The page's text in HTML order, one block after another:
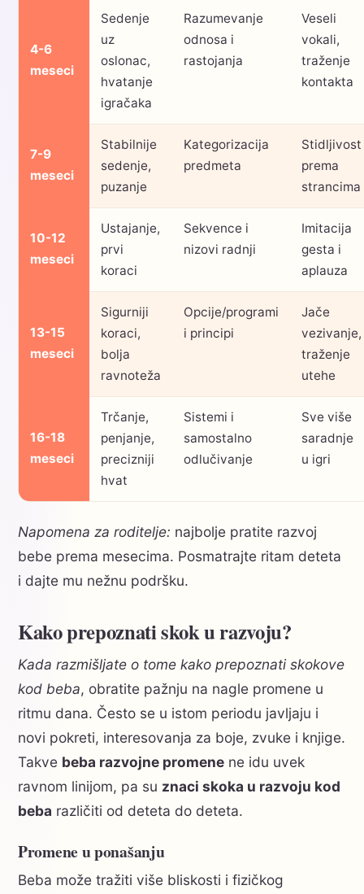
4-6
meseci
Sedenje
uz
oslonac,
hvatanje
igračaka
Razumevanje
odnosa i
rastojanja
Veseli
vokali,
traženje
kontakta
7-9
meseci
Stabilnije
sedenje,
puzanje
Kategorizacija
predmeta
Stidljivost
prema
strancima
10-12
meseci
Ustajanje,
prvi
koraci
Sekvence i
nizovi radnji
Imitacija
gesta i
aplauza
13-15
meseci
Sigurniji
koraci,
bolja
ravnoteža
Opcije/programi
i principi
Jače
vezivanje,
traženje
utehe
16-18
meseci
Trčanje,
penjanje,
precizniji
hvat
Sistemi i
samostalno
odlučivanje
Sve više
saradnje
u igri
Napomena za roditelje: najbolje pratite razvoj
bebe prema mesecima. Posmatrajte ritam deteta
i dajte mu nežnu podršku.
Kako prepoznati skok u razvoju?
Kada razmišljate o tome kako prepoznati skokove
kod beba, obratite pažnju na nagle promene u
ritmu dana. Često se u istom periodu javljaju i
novi pokreti, interesovanja za boje, zvuke i knjige.
Takve beba razvojne promene ne idu uvek
ravnom linijom, pa su znaci skoka u razvoju kod
beba različiti od deteta do deteta.
Promene u ponašanju
Beba može tražiti više bliskosti i fizičkog